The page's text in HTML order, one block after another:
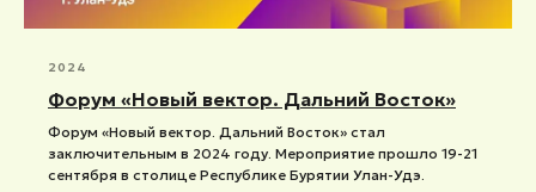
2024
Форум «Новый вектор. Дальний Восток»
Форум «Новый вектор. Дальний Восток» стал
заключительным в 2024 году. Мероприятие прошло 19-21
сентября в столице Республике Бурятии Улан-Удэ.